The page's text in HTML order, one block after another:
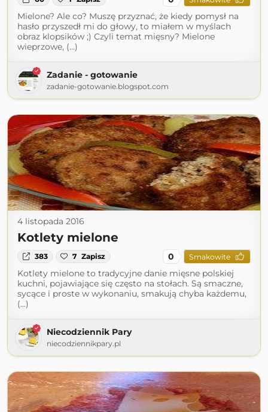
Mielone? Ale co? Muszę przyznać, że kiedy pomysł na
hasło przyszedł mi do głowy, to miałem w myślach
obraz klopsików ;) Czyli temat mięsny? Mielone
wieprzowe, (...)
Zadanie - gotowanie
zadanie-gotowanie.blogspot.com
4 listopada 2016
Kotlety mielone
383 7 Zapisz 0 Smakowite
Kotlety mielone to tradycyjne danie mięsne polskiej
kuchni, pojawiające się często na stołach. Są smaczne,
sycące i proste w wykonaniu, smakują chyba każdemu,
(...)
Niecodziennik Pary
niecodziennikpary.pl